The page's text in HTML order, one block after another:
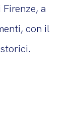
a
con il